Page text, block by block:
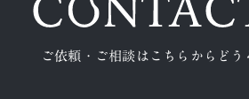
ご依頼・ご相談はこちらからどう